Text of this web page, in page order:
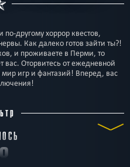
по-другому хоррор квестов,
Как далеко готов зайти ты?!
и проживаете в Перми, то
Оторвитесь от ежедневной
мир игр и фантазий! Вперед, вас